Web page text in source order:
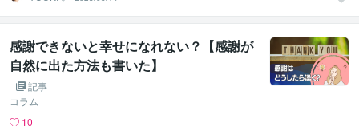
感謝できないと幸せになれない？【感謝が
自然に出た方法も書いた】
記事
コラム
10